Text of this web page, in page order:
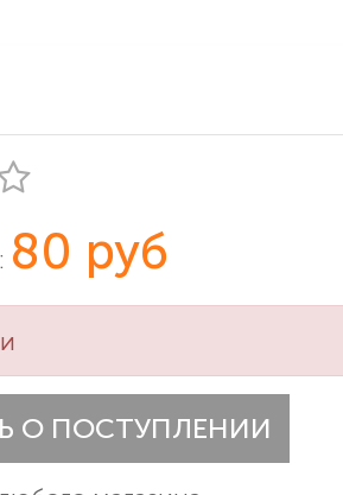
80 руб
О ПОСТУПЛЕНИИ